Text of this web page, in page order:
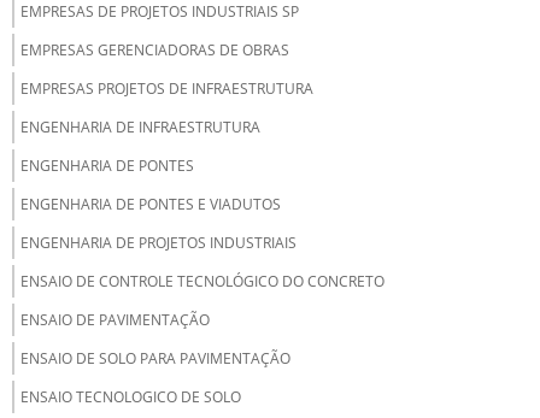
EMPRESAS DE PROJETOS INDUSTRIAIS SP
EMPRESAS GERENCIADORAS DE OBRAS
EMPRESAS PROJETOS DE INFRAESTRUTURA
ENGENHARIA DE INFRAESTRUTURA
ENGENHARIA DE PONTES
ENGENHARIA DE PONTES E VIADUTOS
ENGENHARIA DE PROJETOS INDUSTRIAIS
ENSAIO DE CONTROLE TECNOLÓGICO DO CONCRETO
ENSAIO DE PAVIMENTAÇÃO
ENSAIO DE SOLO PARA PAVIMENTAÇÃO
ENSAIO TECNOLOGICO DE SOLO